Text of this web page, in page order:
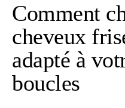
Comment
cheveux
adapté à
boucles